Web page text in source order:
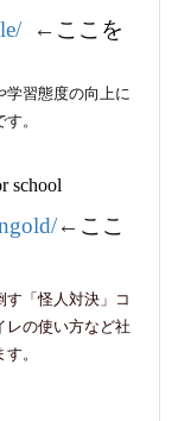
← ここを
学習態度の向上に
。
school
← ここ
す「怪人対決」コ
レの使い方など社
。